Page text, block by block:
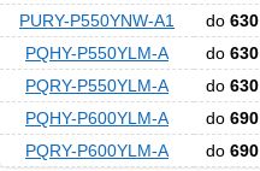
PURY-P550YNW-A1
do 630
PQHY-P550YLM-A
do 630
PQRY-P550YLM-A
do 630
PQHY-P600YLM-A
do 690
PQRY-P600YLM-A
do 690